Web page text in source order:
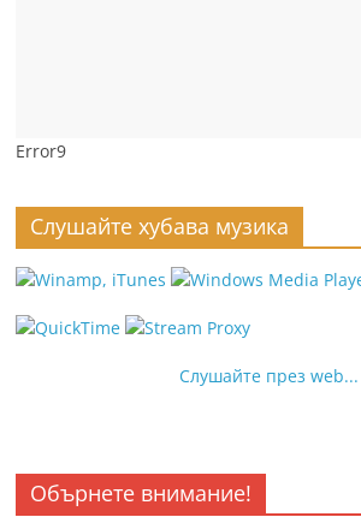
Error9
Слушайте хубава музика
Слушайте през web...
Обърнете внимание!